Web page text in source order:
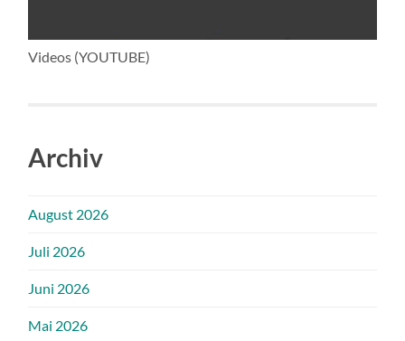
Videos (YOUTUBE)
Archiv
August 2026
Juli 2026
Juni 2026
Mai 2026